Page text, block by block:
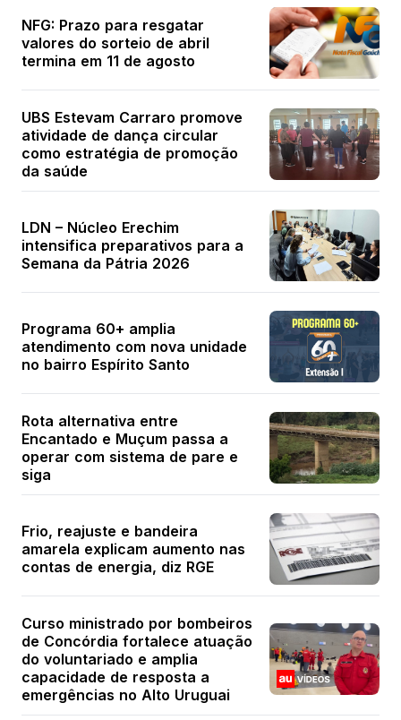
NFG: Prazo para resgatar
valores do sorteio de abril
termina em 11 de agosto
UBS Estevam Carraro promove
atividade de dança circular
como estratégia de promoção
da saúde
LDN – Núcleo Erechim
intensifica preparativos para a
Semana da Pátria 2026
Programa 60+ amplia
atendimento com nova unidade
no bairro Espírito Santo
Rota alternativa entre
Encantado e Muçum passa a
operar com sistema de pare e
siga
Frio, reajuste e bandeira
amarela explicam aumento nas
contas de energia, diz RGE
Curso ministrado por bombeiros
de Concórdia fortalece atuação
do voluntariado e amplia
capacidade de resposta a
emergências no Alto Uruguai